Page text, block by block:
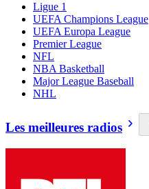
Ligue 1
UEFA Champions League
UEFA Europa League
Premier League
NFL
NBA Basketball
Major League Baseball
NHL
Les meilleures radios